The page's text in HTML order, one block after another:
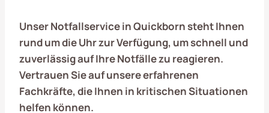
Unser Notfallservice inQuickbornsteht Ihnen
rund um die Uhr zur Verfügung, um schnell und
zuverlässig auf Ihre Notfälle zu reagieren.
Vertrauen Sie auf unsere erfahrenen
Fachkräfte, die Ihnen in kritischen Situationen
helfen können.